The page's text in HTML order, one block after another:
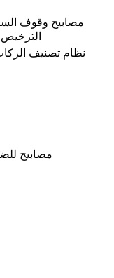
مصابيح وقوف
نظام تصنيف
مصابيح